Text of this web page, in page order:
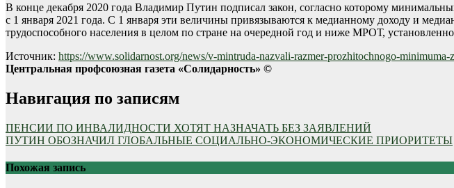
В конце декабря 2020 года Владимир Путин подписал закон, согласно которому
с 1 января 2021 года. С 1 января эти величины привязываются к медианному доходу и
трудоспособного населения в целом по стране на очередной год и ниже МРОТ,
Источник: https://www.solidarnost.org/news/v-mintruda-nazvali-razmer-prozhitochnogo-
Центральная профсоюзная газета «Солидарность» ©
Навигация по записям
ПЕНСИИ ПО ИНВАЛИДНОСТИ ХОТЯТ НАЗНАЧАТЬ БЕЗ ЗАЯВЛЕНИЙ
ПУТИН ОБОЗНАЧИЛ ГЛОБАЛЬНЫЕ СОЦИАЛЬНО-ЭКОНОМИЧЕСКИЕ ПРИОРИТЕТЫ
Похожая запись